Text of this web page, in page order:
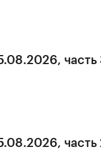
часть
часть